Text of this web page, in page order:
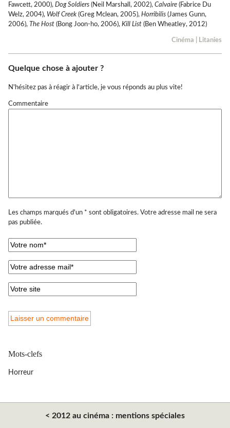
Fawcett, 2000), Dog Soldiers (Neil Marshall, 2002), Calvaire (Fabrice Du
Welz, 2004), Wolf Creek (Greg Mclean, 2005), Horribilis (James Gunn,
2006), The Host (Bong Joon-ho, 2006), Kill List (Ben Wheatley, 2012)
Cinéma Litanies
Quelque chose à ajouter ?
N'hésitez pas à réagir à l'article, je vous réponds au plus vite!
Commentaire
Les champs marqués d'un * sont obligatoires. Votre adresse mail ne sera
pas publiée.
Mots-clefs
Horreur
< 2012 au cinéma : mentions spéciales